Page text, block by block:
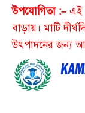
উপযোগিতা :– এই
বাড়ায়। মাটি
উৎপাদনের জন্য